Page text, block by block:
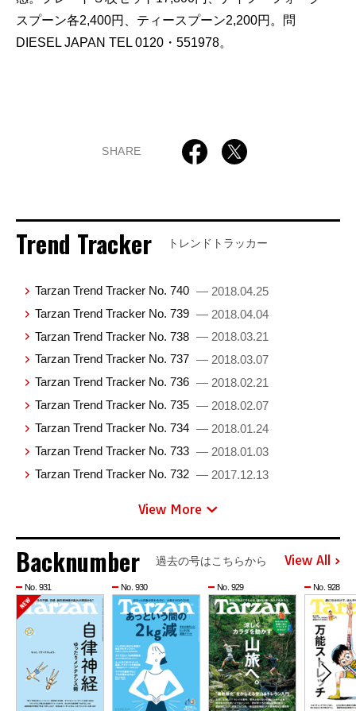
スプーン各2,400円、ティースプーン2,200円。問
DIESEL JAPAN TEL 0120・551978。
SHARE
Trend Tracker トレンドトラッカー
Tarzan Trend Tracker No. 740 — 2018.04.25
Tarzan Trend Tracker No. 739 — 2018.04.04
Tarzan Trend Tracker No. 738 — 2018.03.21
Tarzan Trend Tracker No. 737 — 2018.03.07
Tarzan Trend Tracker No. 736 — 2018.02.21
Tarzan Trend Tracker No. 735 — 2018.02.07
Tarzan Trend Tracker No. 734 — 2018.01.24
Tarzan Trend Tracker No. 733 — 2018.01.03
Tarzan Trend Tracker No. 732 — 2017.12.13
View More
Backnumber 過去の号はこちらから View All
No. 931 No. 930 No. 929 No. 928